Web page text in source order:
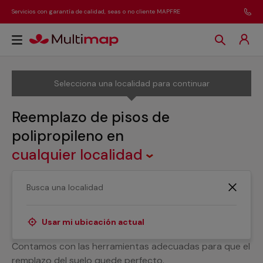
Servicios con garantía de calidad, seas o no cliente MAPFRE
Selecciona una localidad para continuar
Reemplazo de pisos de
polipropileno en
cualquier localidad
Usar mi ubicación actual
¿Necesitas un servicio de reemplazo de suelos de
experiencia, nos adaptamos a todas las necesidades
Contamos con las herramientas adecuadas para que el
remplazo del suelo quede perfecto.